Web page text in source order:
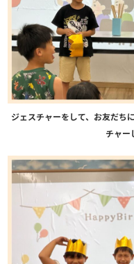
ジェスチャーをして、お友だち
チャ